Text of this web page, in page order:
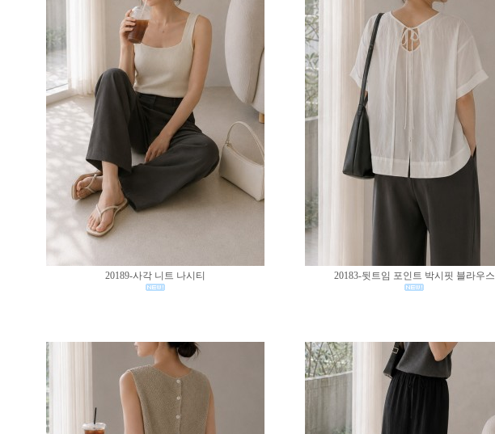
20189-사각 니트 나시티 20183-뒷트임 포인트 박시핏 블라우스